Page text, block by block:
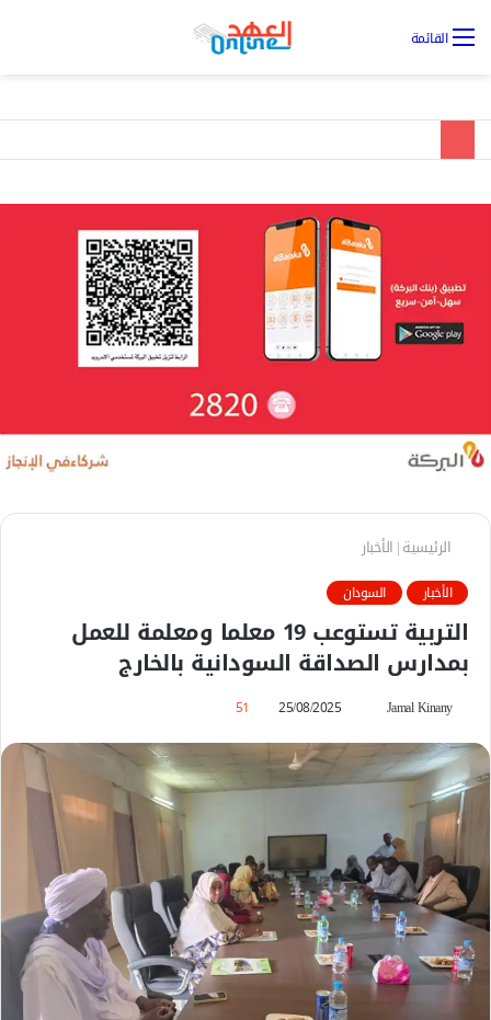
القائمة
الرئيسية| الأخبار
الأخبار السودان
التربية تستوعب 19 معلما ومعلمة للعمل
بمدارس الصداقة السودانية بالخارج
Jamal Kinany
س
ل
ي
د
ا
ل
ك
25/08/2025
51